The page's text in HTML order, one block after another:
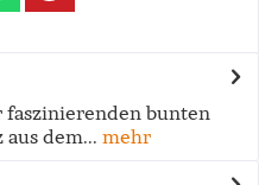
bunten
dem... mehr